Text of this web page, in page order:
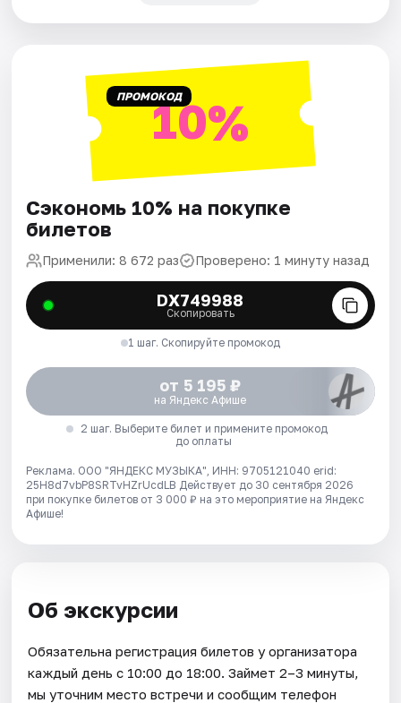
ПРОМОКОД10%
Сэкономь 10% на покупке
билетов
Применили: 8 672 раз Проверено: 1 минуту назад
DX749988
Скопировать
1 шаг. Скопируйте промокод
от 5 195 ₽
на Яндекс Афише
2 шаг. Выберите билет и примените промокод
до оплаты
Реклама. ООО "ЯНДЕКС МУЗЫКА", ИНН: 9705121040 erid:
25H8d7vbP8SRTvHZrUcdLB Действует до 30 сентября 2026
при покупке билетов от 3 000 ₽ на это мероприятие на Яндекс
Афише!
Об экскурсии
Обязательна регистрация билетов у организатора
каждый день с 10:00 до 18:00. Займет 2–3 минуты,
мы уточним место встречи и сообщим телефон